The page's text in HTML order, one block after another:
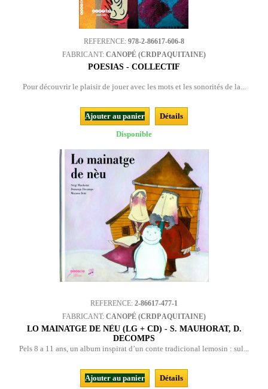
REFERENCE: 978-2-86617-606-8
FABRICANT: CANOPÉ (CRDP AQUITAINE)
POESIAS - COLLECTIF
Pour découvrir le plaisir de jouer avec les mots et les sonorités de la...
Ajouter au panier
Détails
Disponible
REFERENCE: 2-86617-477-1
FABRICANT: CANOPÉ (CRDP AQUITAINE)
LO MAINATGE DE NÈU (LG + CD) - S. MAUHORAT, D.
DECOMPS
Pels 8 a 11 ans, un album inspirat d’un conte tradicional lemosin : sul...
Ajouter au panier
Détails